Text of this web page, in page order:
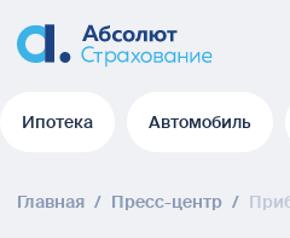
Ипотека Автомобиль
Главная / Пресс-центр /